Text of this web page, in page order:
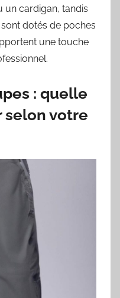
un cardigan, tandis
dotés de poches
une touche
: quelle
votre